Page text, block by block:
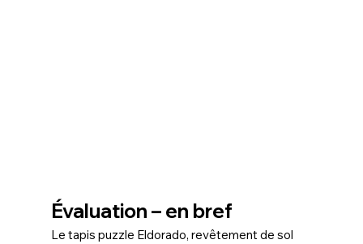
Évaluation – en bref
Le tapis puzzle Eldorado, revêtement de sol